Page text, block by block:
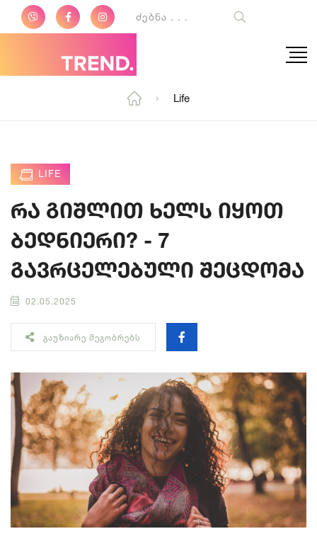
Life
LIFE
რა გიშლით ხელს იყოთ
ბედნიერი? - 7
გავრცელებული შეცდომა
02.05.2025
ᲒᲐᲣᲖᲘᲐᲠᲔ ᲛᲔᲒᲝᲑᲠᲔᲑᲡ